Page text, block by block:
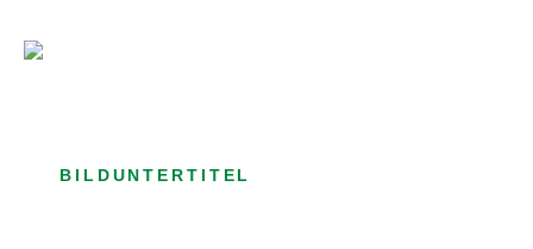
BILDUNTERTITEL